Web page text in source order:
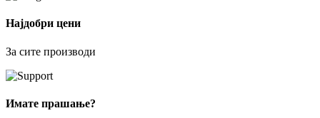
Најдобри цени
За сите производи
Имате прашање?